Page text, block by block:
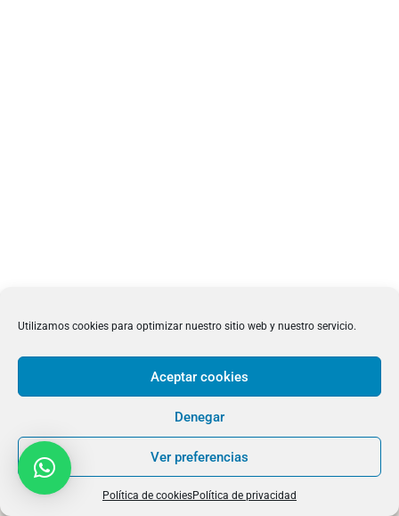
Utilizamos cookies para optimizar nuestro sitio web y nuestro servicio.
Aceptar cookies
Denegar
Ver preferencias
Política de cookiesPolítica de privacidad
Política de Privacidad
Aviso Legal
Política de Cookies